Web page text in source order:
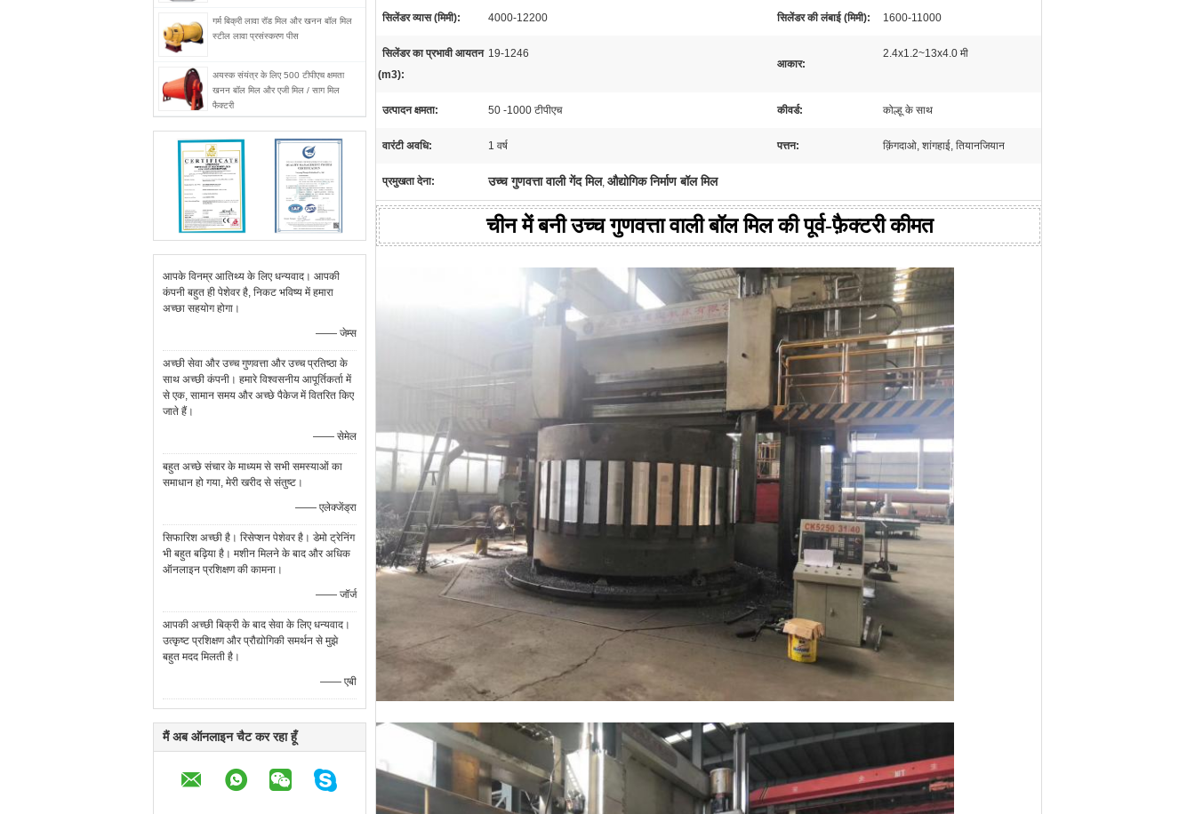
गर्म बिक्री लावा रॉड मिल और खनन बॉल मिल
स्टील लावा प्रसंस्करण पीस
अयस्क संयंत्र के लिए 500 टीपीएच क्षमता
खनन बॉल मिल और एजी मिल / साग मिल
फैक्टरी
आपके विनम्र आतिथ्य के लिए धन्यवाद। आपकी
कंपनी बहुत ही पेशेवर है, निकट भविष्य में हमारा
अच्छा सहयोग होगा।
—— जेम्स
अच्छी सेवा और उच्च गुणवत्ता और उच्च प्रतिष्ठा के
साथ अच्छी कंपनी। हमारे विश्वसनीय आपूर्तिकर्ता में
से एक, सामान समय और अच्छे पैकेज में वितरित किए
जाते हैं।
—— सेमेल
बहुत अच्छे संचार के माध्यम से सभी समस्याओं का
समाधान हो गया, मेरी खरीद से संतुष्ट।
—— एलेक्जेंड्रा
सिफारिश अच्छी है। रिसेप्शन पेशेवर है। डेमो ट्रेनिंग
भी बहुत बढ़िया है। मशीन मिलने के बाद और अधिक
ऑनलाइन प्रशिक्षण की कामना।
—— जॉर्ज
आपकी अच्छी बिक्री के बाद सेवा के लिए धन्यवाद।
उत्कृष्ट प्रशिक्षण और प्रौद्योगिकी समर्थन से मुझे
बहुत मदद मिलती है।
—— एबी
मैं अब ऑनलाइन चैट कर रहा हूँ
सिलेंडर व्यास (मिमी): 4000-12200 सिलेंडर की लंबाई (मिमी): 1600-11000
सिलेंडर का प्रभावी आयतन
(m3):
19-1246
आकार:
2.4x1.2~13x4.0 मी
उत्पादन क्षमता: 50 -1000 टीपीएच कीवर्ड: कोल्हू के साथ
वारंटी अवधि: 1 वर्ष पत्तन: क़िंगदाओ, शांगहाई, तियानजियान
प्रमुखता देना: उच्च गुणवत्ता वाली गेंद मिल, औद्योगिक निर्माण बॉल मिल
चीन में बनी उच्च गुणवत्ता वाली बॉल मिल की पूर्व-फ़ैक्टरी कीमत